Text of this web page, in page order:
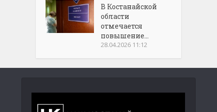
В Костанайской
области
отмечается
повышение...
28.04.2026 11:12